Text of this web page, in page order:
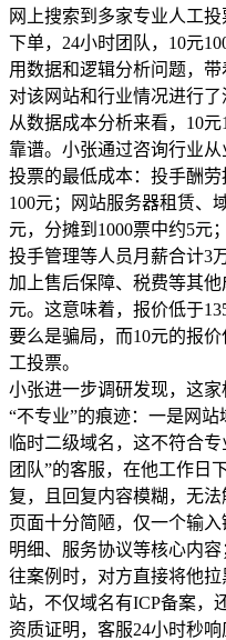
网上搜索到多家专业人工
下单，24小时团队，10元
用数据和逻辑分析问题，带
对该网站和行业情况进行了
从数据成本分析来看，10
靠谱。小张通过咨询行业
投票的最低成本：投手酬
100元；网站服务器租赁、
元，分摊到1000票中约5元
投手管理等人员月薪合计3
加上售后保障、税费等其
元。这意味着，报价低于
要么是骗局，而10元的报
工投票。
小张进一步调研发现，这
“不专业”的痕迹：一是网
临时二级域名，这不符合
团队”的客服，在他工作日
复，且回复内容模糊，无
页面十分简陋，仅一个输
明细、服务协议等核心内
往案例时，对方直接将他
站，不仅域名有ICP备案，
资质证明，客服24小时秒响